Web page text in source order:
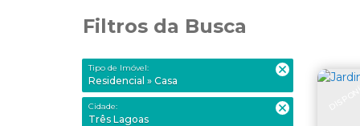
Filtros da Busca
Tipo de Imóvel:
Residencial » Casa
Cidade:
Três Lagoas